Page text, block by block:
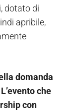
dotato di
apribile,
domanda
che
con